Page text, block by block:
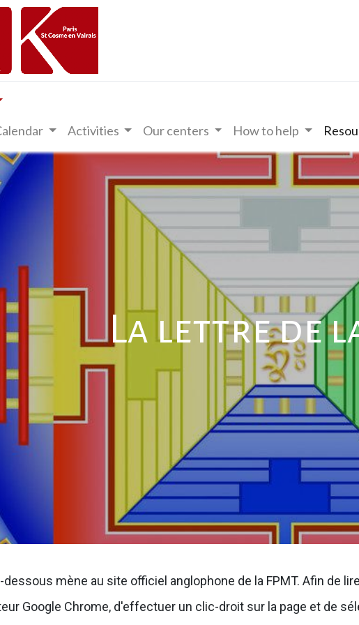
Activities Our centers How to help
La lettre de
mène au site officiel anglophone de la FPMT. Afin de
Google Chrome, d'effectuer un clic-droit sur la page et de